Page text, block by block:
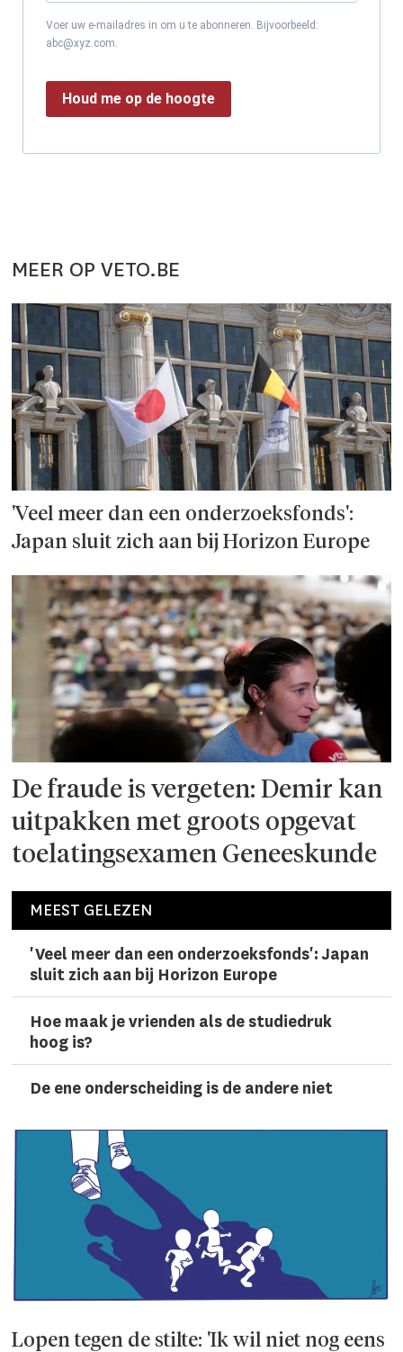
Voer uw e-mailadres in om u te abonneren. Bijvoorbeeld:
abc@xyz.com.
Houd me op de hoogte
MEER OP VETO.BE
'Veel meer dan een onderzoeks­fonds':
Japan sluit zich aan bij Horizon Europe
De fraude is vergeten: Demir kan
uitpakken met groots opgevat
toelatingsexamen Geneeskunde
MEEST GELEZEN
'Veel meer dan een onderzoeks­fonds': Japan
sluit zich aan bij Horizon Europe
Hoe maak je vrienden als de studiedruk
hoog is?
De ene onderscheiding is de andere niet
Lopen tegen de stilte: 'Ik wil niet nog eens